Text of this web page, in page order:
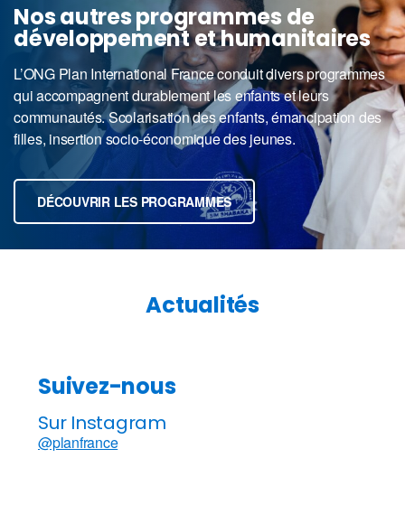
Nos autres programmes de
développement et humanitaires
L’ONG Plan International France conduit divers programmes
qui accompagnent durablement les enfants et leurs
communautés. Scolarisation des enfants, émancipation des
filles, insertion socio-économique des jeunes.
DÉCOUVRIR LES PROGRAMMES
Actualités
Suivez-nous
Sur Instagram
@planfrance